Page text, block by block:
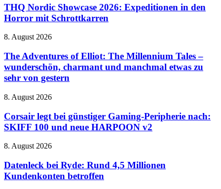
Zaubereiministerium
Showcase
2026:
Expeditionen
den
mit
Schrottkarren
THQ Nordic Showcase 2026: Expeditionen in den
Horror mit Schrottkarren
The
of
Elliot:
The
Millennium
–
charmant
und
manchmal
etwas
sehr
von
gestern
8. August 2026
The Adventures of Elliot: The Millennium Tales –
wunderschön, charmant und manchmal etwas zu
sehr von gestern
Corsair
bei
günstiger
Gaming-
nach:
100
und
8. August 2026
Corsair legt bei günstiger Gaming-Peripherie nach:
SKIFF 100 und neue HARPOON v2
Datenleck
Ryde:
Rund
4,5
8. August 2026
Datenleck bei Ryde: Rund 4,5 Millionen
Kundenkonten betroffen